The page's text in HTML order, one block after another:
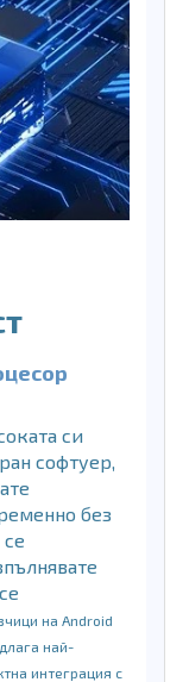
си
софтуер,
без
на Android
най-
интеграция с